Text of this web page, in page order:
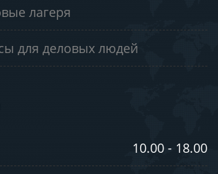
лагеря
для деловых людей
10.00 - 18.00